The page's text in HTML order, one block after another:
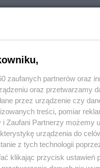
zaufanych partnerów oraz
oraz przetwarzamy
przez urządzenie czy
treści, pomiar
Zaufani Partnerzy możemy
urządzenia do
z tych technologii
klikając przycisk ustawień